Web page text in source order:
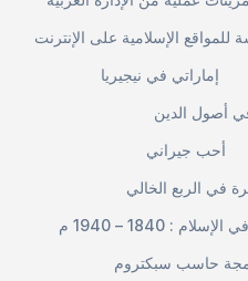
للمواقع الإسلامية على الإنترنت
إماراتي في نيجيريا
أصول الدين
أحب جيراني
في الربع الخالي
: 1840 – 1940 م